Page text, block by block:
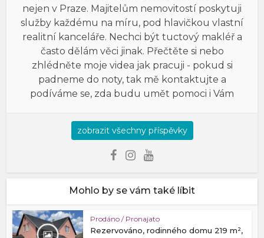
nejen v Praze. Majitelům nemovitostí poskytuji
služby každému na míru, pod hlavičkou vlastní
realitní kanceláře. Nechci být tuctový makléř a
často dělám věci jinak. Přečtěte si nebo
zhlédněte moje videa jak pracuji - pokud si
padneme do noty, tak mě kontaktujte a
podíváme se, zda budu umět pomoci i Vám
zobrazit všechny příspěvky
Mohlo by se vám také líbit
Prodáno / Pronajato
Rezervováno, rodinného domu 219 m²,